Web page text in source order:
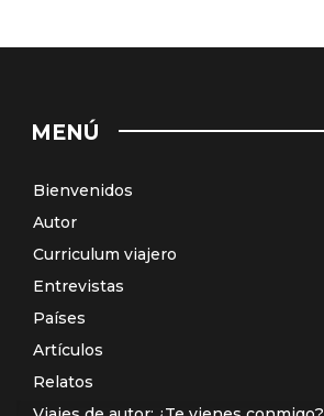
MENÚ
Bienvenidos
Autor
Curriculum viajero
Entrevistas
Países
Artículos
Relatos